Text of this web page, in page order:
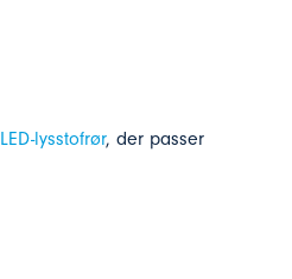
LED-lysstofrør, der passer